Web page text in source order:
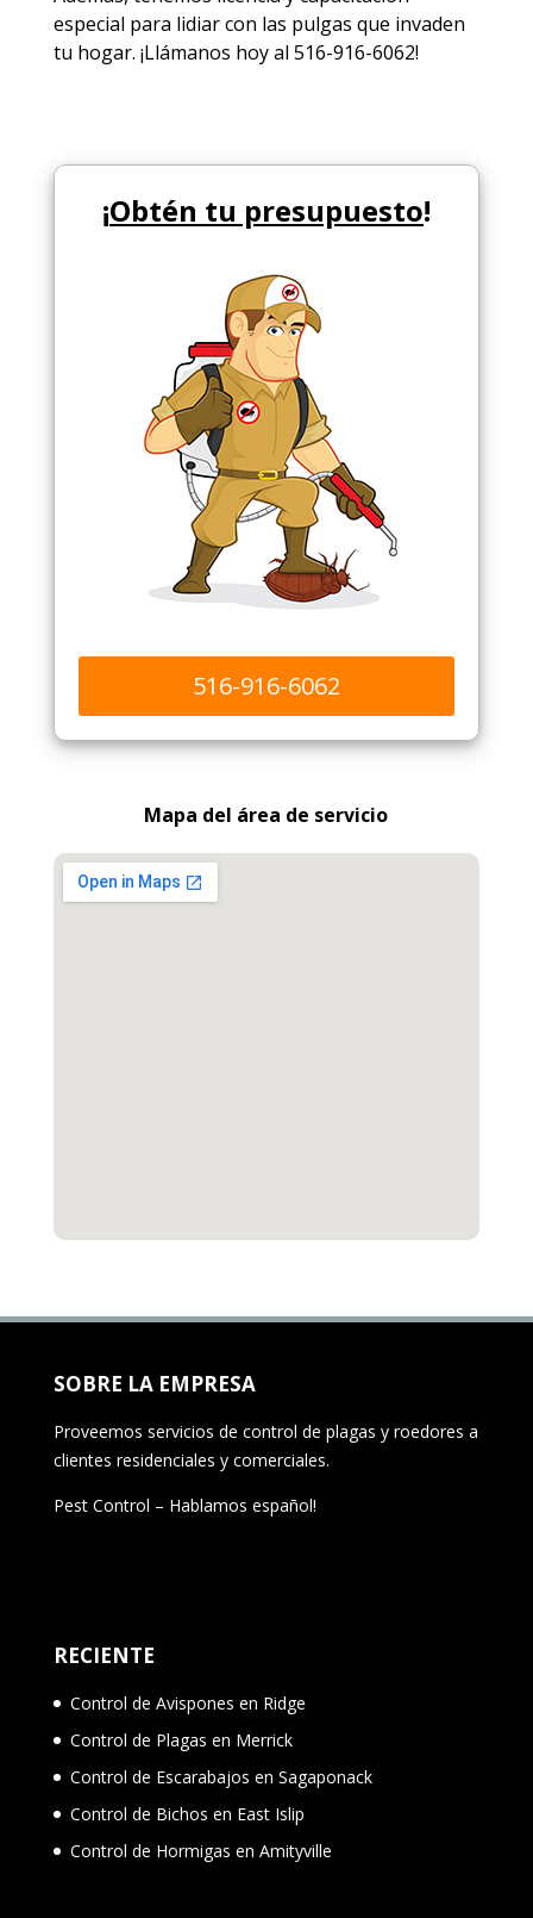
especial para lidiar con las pulgas que invaden
tu hogar. ¡Llámanos hoy al 516-916-6062!
¡Obtén tu presupuesto!
516-916-6062
Mapa del área de servicio
SOBRE LA EMPRESA
Proveemos servicios de control de plagas y roedores a
clientes residenciales y comerciales.
Pest Control – Hablamos español!
RECIENTE
Control de Avispones en Ridge
Control de Plagas en Merrick
Control de Escarabajos en Sagaponack
Control de Bichos en East Islip
Control de Hormigas en Amityville